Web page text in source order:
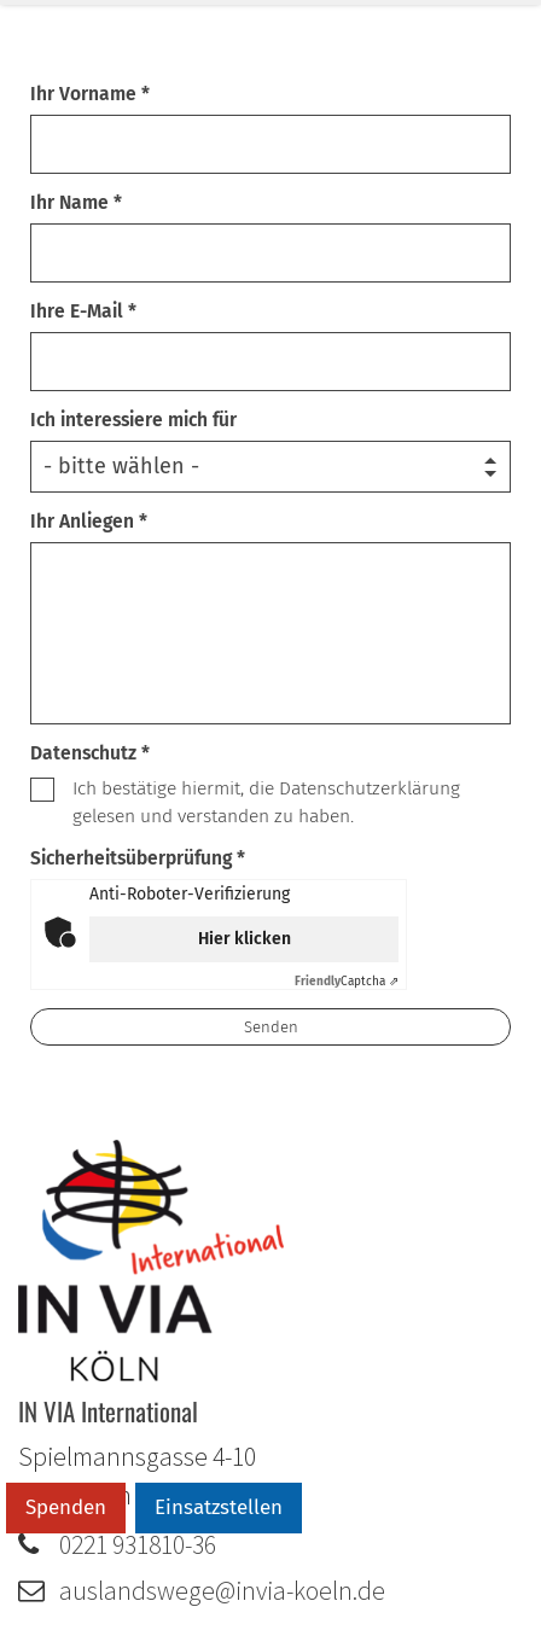
Ihr Vorname *
Ihr Name *
Ihre E-Mail *
Ich interessiere mich für
Ihr Anliegen *
Datenschutz *
Ich bestätige hiermit, die Datenschutzerklärung
gelesen und verstanden zu haben.
Sicherheitsüberprüfung *
Anti-Roboter-Verifizierung
Hier klicken
FriendlyCaptcha ⇗
Spenden Einsatzstellen
IN VIA International
Spielmannsgasse 4-10
50678 Köln
0221 931810-36
auslandswege@invia-koeln.de